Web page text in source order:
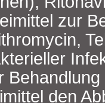
zur
den